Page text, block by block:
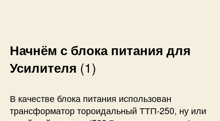
Начнём с блока питания для
Усилителя (1)
В качестве блока питания использован
трансформатор тороидальный ТТП-250, ну или